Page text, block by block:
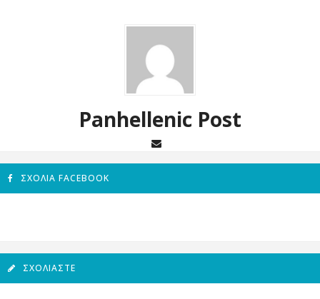
Panhellenic Post
ΣΧΌΛΙΑ FACEBOOK
ΣΧΟΛΙΆΣΤΕ